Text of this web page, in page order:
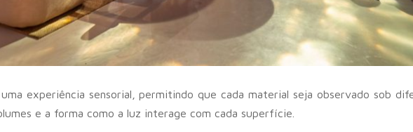
experiência sensorial, permitindo que cada material seja observado sob
e a forma como a luz interage com cada superfície.